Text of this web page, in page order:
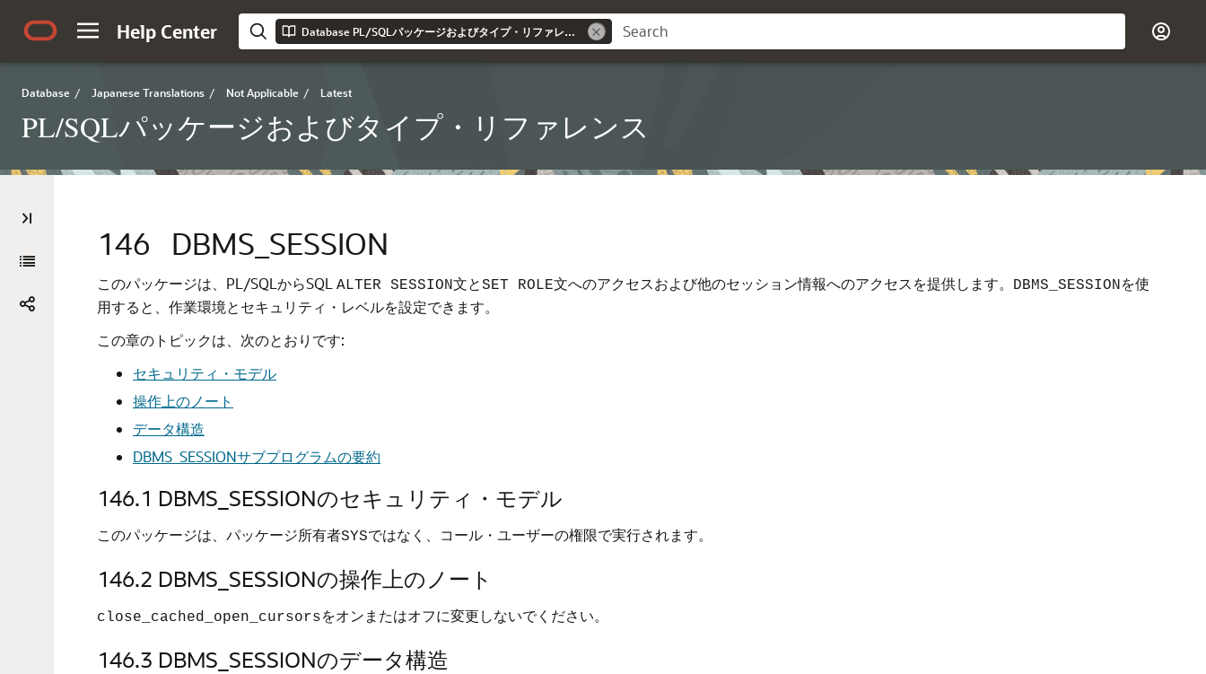
Help Center Database PL/SQLパッケージおよびタイプ・リファレンス
Database / Japanese Translations / Not Applicable / Latest
PL/SQLパッケージおよびタイプ・リファレンス
146 DBMS_SESSION
このパッケージは、PL/SQLからSQL ALTER SESSION文とSET ROLE文へのアクセスおよび他のセッション情報へのアクセスを提供します。 DBMS_SESSIONを使
用すると、作業環境とセキュリティ・レベルを設定できます。
この章のトピックは、次のとおりです:
セキュリティ・モデル
操作上のノート
データ構造
DBMS_SESSIONサブプログラムの要約
146.1 DBMS_SESSIONのセキュリティ・モデル
このパッケージは、パッケージ所有者SYSではなく、コール・ユーザーの権限で実行されます。
146.2 DBMS_SESSIONの操作上のノート
close_cached_open_cursorsをオンまたはオフに変更しないでください。
146.3 DBMS_SESSIONのデータ構造